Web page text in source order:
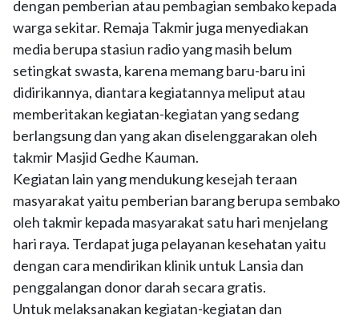
dengan pemberian atau pembagian sembako kepada
warga sekitar. Remaja Takmir juga menyediakan
media berupa stasiun radio yang masih belum
setingkat swasta, karena memang baru-baru ini
didirikannya, diantara kegiatannya meliput atau
memberitakan kegiatan-kegiatan yang sedang
berlangsung dan yang akan diselenggarakan oleh
takmir Masjid Gedhe Kauman.
Kegiatan lain yang mendukung kesejah teraan
masyarakat yaitu pemberian barang berupa sembako
oleh takmir kepada masyarakat satu hari menjelang
hari raya. Terdapat juga pelayanan kesehatan yaitu
dengan cara mendirikan klinik untuk Lansia dan
penggalangan donor darah secara gratis.
Untuk melaksanakan kegiatan-kegiatan dan